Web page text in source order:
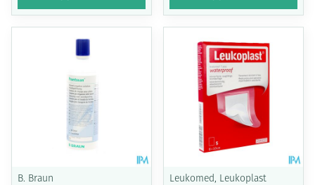
B. Braun Leukomed, Leukoplast